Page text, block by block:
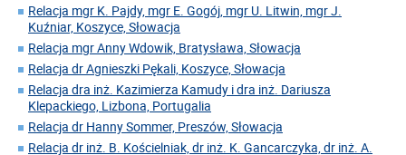
Relacja mgr K. Pajdy, mgr E. Gogój, mgr U. Litwin, mgr J.
Kuźniar, Koszyce, Słowacja
Relacja mgr Anny Wdowik, Bratysława, Słowacja
Relacja dr Agnieszki Pękali, Koszyce, Słowacja
Relacja dra inż. Kazimierza Kamudy i dra inż. Dariusza
Klepackiego, Lizbona, Portugalia
Relacja dr Hanny Sommer, Preszów, Słowacja
Relacja dr inż. B. Kościelniak, dr inż. K. Gancarczyka, dr inż. A.